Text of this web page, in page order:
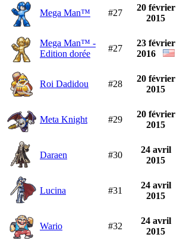
Mega Man™ #27
20 février
2015
Mega Man™ -
Edition dorée
#27
23 février
2016
Roi Dadidou #28
20 février
2015
Meta Knight #29
20 février
2015
Daraen #30
24 avril
2015
Lucina #31
24 avril
2015
Wario #32
24 avril
2015